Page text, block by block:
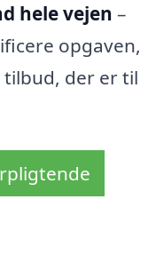
hele vejen –
opgaven,
der er til